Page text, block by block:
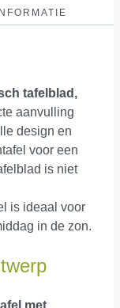
tafelblad,
aanvulling
design en
voor een
is niet
is ideaal voor
in de zon.